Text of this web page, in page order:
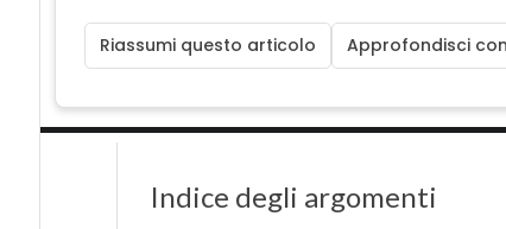
Riassumi questo articolo Approfondisci
Indice degli argomenti